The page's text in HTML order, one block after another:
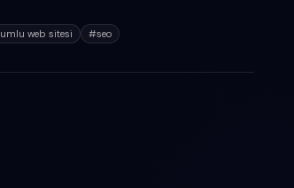
web sitesi #seo